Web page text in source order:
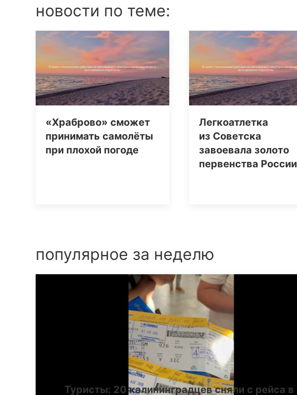
новости по теме:
«Храброво» сможет
принимать самолёты
при плохой погоде
Легкоатлетка
из Советска
завоевала золото
первенства России
популярное за неделю
Туристы: 20 калининградцев сняли с рейса в